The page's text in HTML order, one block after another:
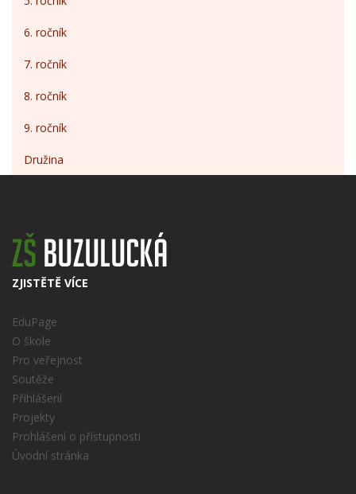
6. ročník
7. ročník
8. ročník
9. ročník
Družina
ZJISTĚTĚ VÍCE
EduPage
O škole
Pro veřejnost
Soutěže
Přihlášení
Projekty
Prohlášení o přístupnosti
Úvodní stránka